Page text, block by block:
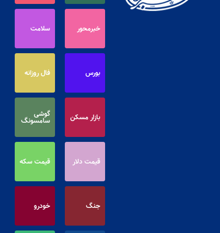
خبرمحور سلامت
بورس فال روزانه
بازار مسکن گوشی
سامسونگ
قیمت دلار قیمت سکه
جنگ خودرو